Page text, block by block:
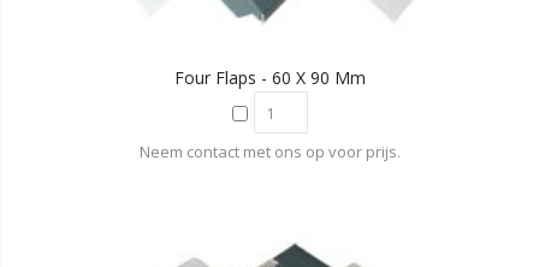
Four Flaps - 60 X 90 Mm
Neem contact met ons op voor prijs.